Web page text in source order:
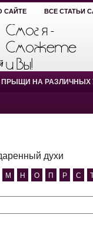
САЙТЕ ВСЕ СТАТЬИ
ПРЫЩИ НА РАЗЛИЧНЫХ
духи
М Н О П Р С